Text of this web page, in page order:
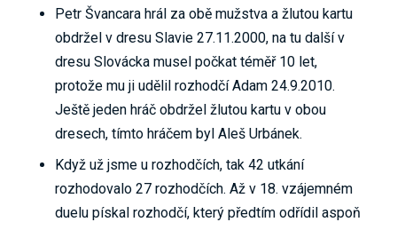
Petr Švancara hrál za obě mužstva a žlutou kartu
obdržel v dresu Slavie 27.11.2000, na tu další v
dresu Slovácka musel počkat téměř 10 let,
protože mu ji udělil rozhodčí Adam 24.9.2010.
Ještě jeden hráč obdržel žlutou kartu v obou
dresech, tímto hráčem byl Aleš Urbánek.
Když už jsme u rozhodčích, tak 42 utkání
rozhodovalo 27 rozhodčích. Až v 18. vzájemném
duelu pískal rozhodčí, který předtím odřídil aspoň